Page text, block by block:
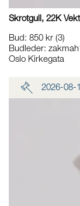
Skrotgull, 22K
Bud: 850 kr (3)
Budleder:
Oslo Kirkegata
2026-08-